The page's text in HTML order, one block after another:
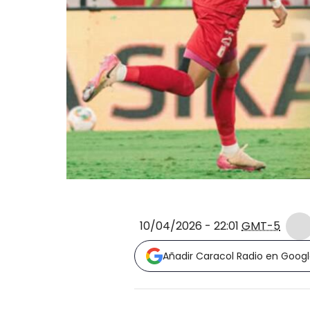
10/04/2026 - 22:01 GMT-5
Añadir Caracol Radio en